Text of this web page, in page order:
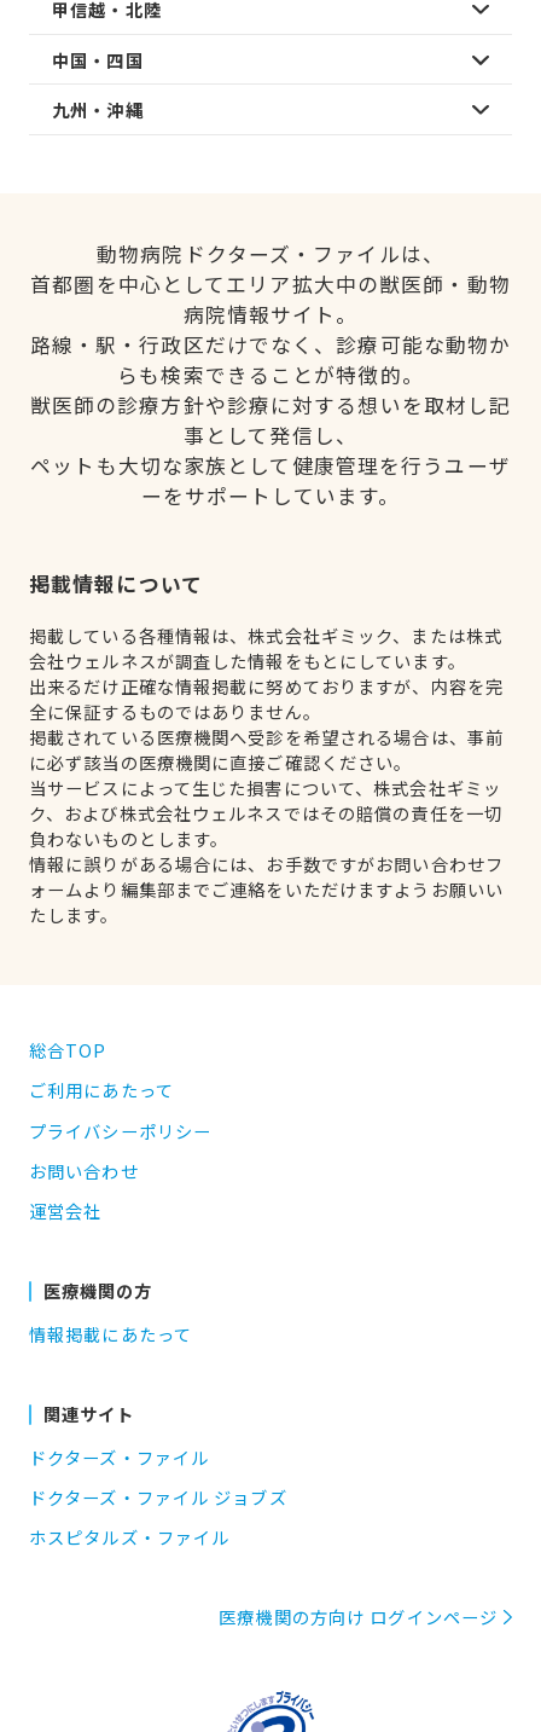
甲信越・北陸
中国・四国
九州・沖縄
動物病院ドクターズ・ファイルは、
首都圏を中心としてエリア拡大中の獣医師・動物
病院情報サイト。
路線・駅・行政区だけでなく、診療可能な動物か
らも検索できることが特徴的。
獣医師の診療方針や診療に対する想いを取材し記
事として発信し、
ペットも大切な家族として健康管理を行うユーザ
ーをサポートしています。
掲載情報について
掲載している各種情報は、株式会社ギミック、または株式
会社ウェルネスが調査した情報をもとにしています。
出来るだけ正確な情報掲載に努めておりますが、内容を完
全に保証するものではありません。
掲載されている医療機関へ受診を希望される場合は、事前
に必ず該当の医療機関に直接ご確認ください。
当サービスによって生じた損害について、株式会社ギミッ
ク、および株式会社ウェルネスではその賠償の責任を一切
負わないものとします。
情報に誤りがある場合には、お手数ですがお問い合わせフ
ォームより編集部までご連絡をいただけますようお願いい
たします。
総合TOP
ご利用にあたって
プライバシーポリシー
お問い合わせ
運営会社
医療機関の方
情報掲載にあたって
関連サイト
ドクターズ・ファイル
ドクターズ・ファイル ジョブズ
ホスピタルズ・ファイル
医療機関の方向け ログインページ